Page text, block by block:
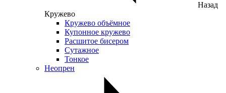
Назад
Кружево
Кружево объёмное
Купонное кружево
Расшитое бисером
Сутажное
Тонкое
Неопрен